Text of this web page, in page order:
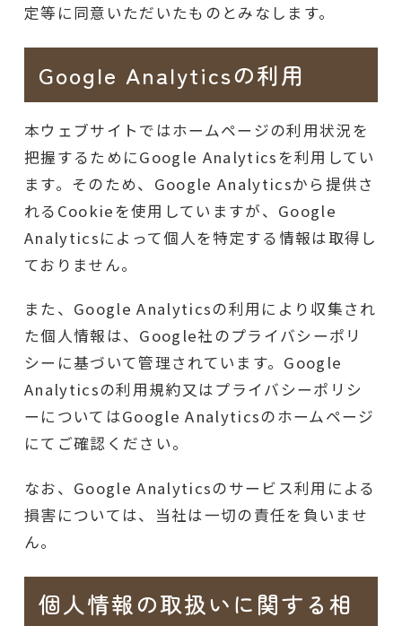
定等に同意いただいたものとみなします。
Google Analyticsの利用
本ウェブサイトではホームページの利用状況を
把握するためにGoogle Analyticsを利用してい
ます。そのため、Google Analyticsから提供さ
れるCookieを使用していますが、Google
Analyticsによって個人を特定する情報は取得し
ておりません。
また、Google Analyticsの利用により収集され
た個人情報は、Google社のプライバシーポリ
シーに基づいて管理されています。Google
Analyticsの利用規約又はプライバシーポリシ
ーについてはGoogle Analyticsのホームページ
にてご確認ください。
なお、Google Analyticsのサービス利用による
損害については、当社は一切の責任を負いませ
ん。
個人情報の取扱いに関する相